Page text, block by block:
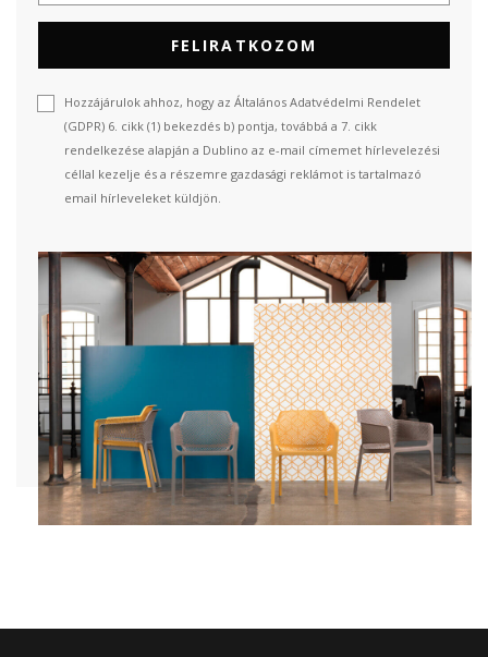
FELIRATKOZOM
Hozzájárulok ahhoz, hogy az Általános Adatvédelmi Rendelet
(GDPR) 6. cikk (1) bekezdés b) pontja, továbbá a 7. cikk
rendelkezése alapján a Dublino az e-mail címemet hírlevelezési
céllal kezelje és a részemre gazdasági reklámot is tartalmazó
email hírleveleket küldjön.